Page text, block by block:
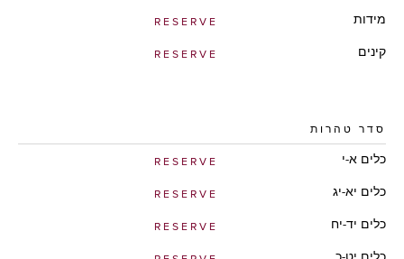
מידות RESERVE
קינים RESERVE
סדר טהרות
כלים א-י RESERVE
כלים יא-יג RESERVE
כלים יד-יח RESERVE